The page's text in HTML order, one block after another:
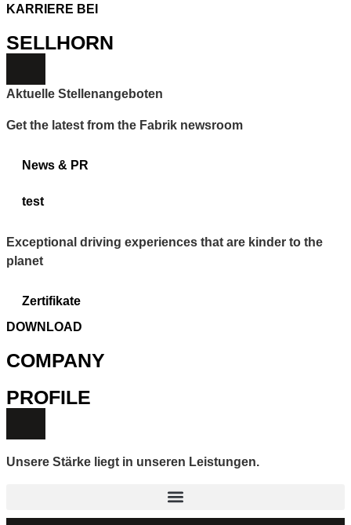
KARRIERE BEI
SELLHORN
Aktuelle Stellenangeboten
Get the latest from the Fabrik newsroom
News & PR
test
Exceptional driving experiences that are kinder to the
planet
Zertifikate
DOWNLOAD
COMPANY
PROFILE
Unsere Stärke liegt in unseren Leistungen.